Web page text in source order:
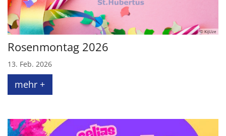
© KijUze
Rosenmontag 2026
13. Feb. 2026
mehr +